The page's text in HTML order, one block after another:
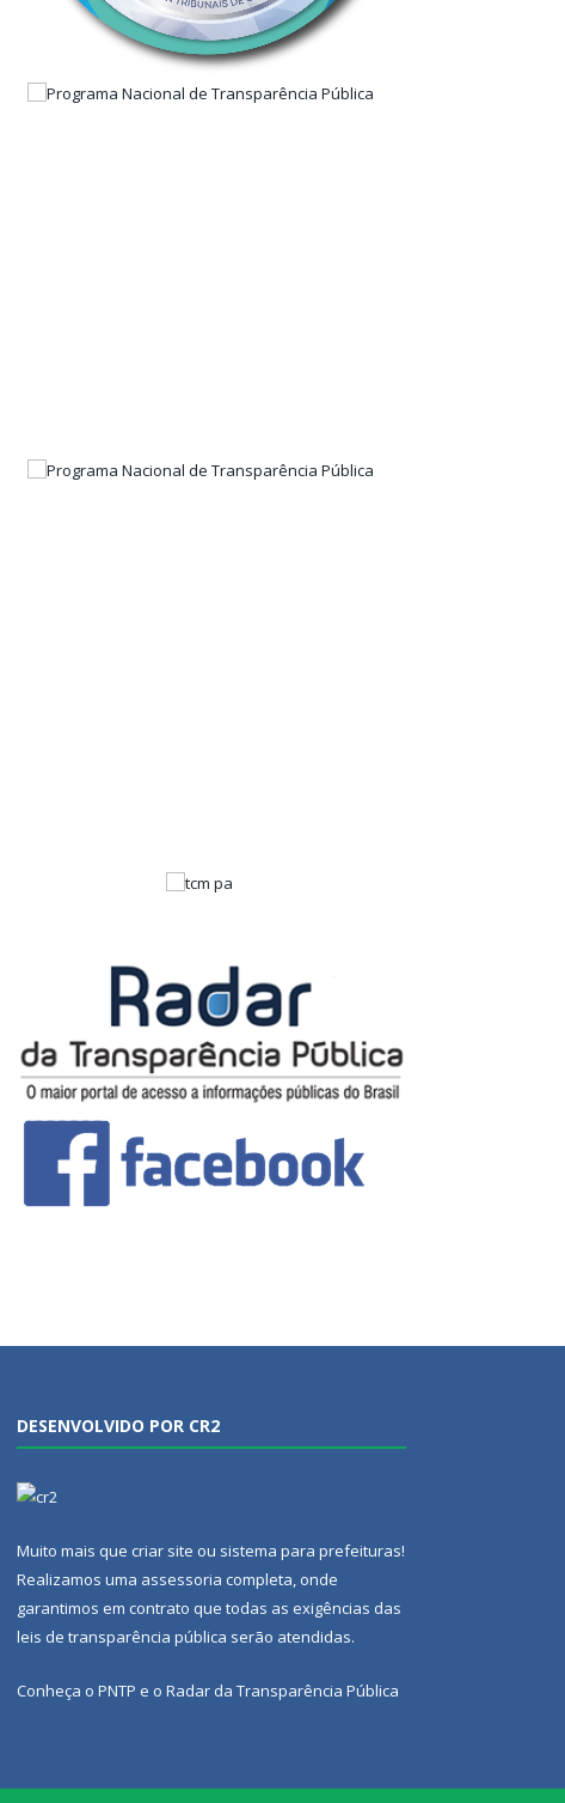
DESENVOLVIDO POR CR2
Muito mais que criar site ou sistema para prefeituras!
Realizamos uma assessoria completa, onde
garantimos em contrato que todas as exigências das
leis de transparência pública serão atendidas.
Conheça o PNTP e o Radar da Transparência Pública